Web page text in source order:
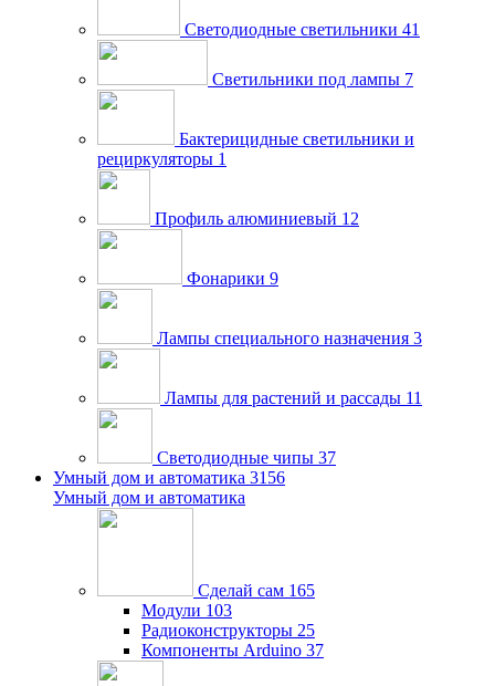
Светодиодные светильники 41
Светильники под лампы 7
Бактерицидные светильники и
рециркуляторы 1
Профиль алюминиевый 12
Фонарики 9
Лампы специального назначения 3
Лампы для растений и рассады 11
Светодиодные чипы 37
Умный дом и автоматика 3156
Умный дом и автоматика
Сделай сам 165
Модули 103
Радиоконструкторы 25
Компоненты Arduino 37